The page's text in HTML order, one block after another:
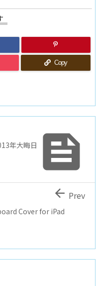
Copy

年大晦日
Cover for iPad
 Prev